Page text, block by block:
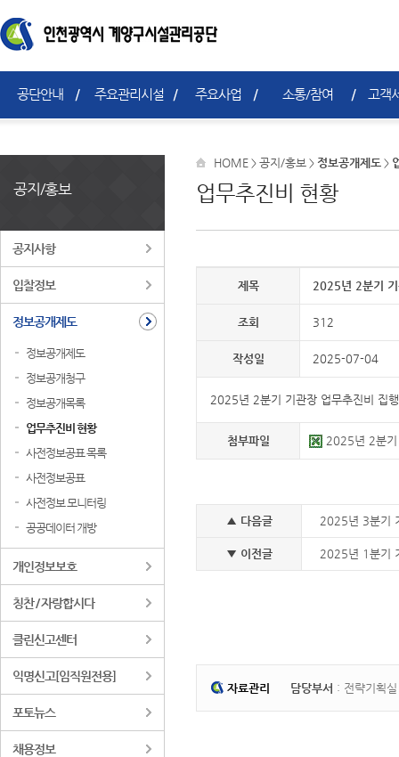
공단안내 주요관리시설 주요사업 소통/참여 고객
공지/홍보
공지사항
입찰정보
정보공개제도
정보공개제도
정보공개청구
정보공개목록
업무추진비 현황
사전정보공표 목록
사전정보공표
사전정보 모니터링
공공데이터 개방
개인정보보호
칭찬 / 자랑합시다
클린신고센터
익명신고[임직원전용]
포토뉴스
채용정보
업무추진비 현황
HOME > 공지/홍보 > 정보공개제도 >
제목 2025년 2분기 기
조회 312
작성일 2025-07-04
2025년 2분기 기관장 업무추진비 집
첨부파일 2025년 2분기
▲ 다음글 2025년 3분기
▼ 이전글 2025년 1분기
자료관리 담당부서 : 전략기획